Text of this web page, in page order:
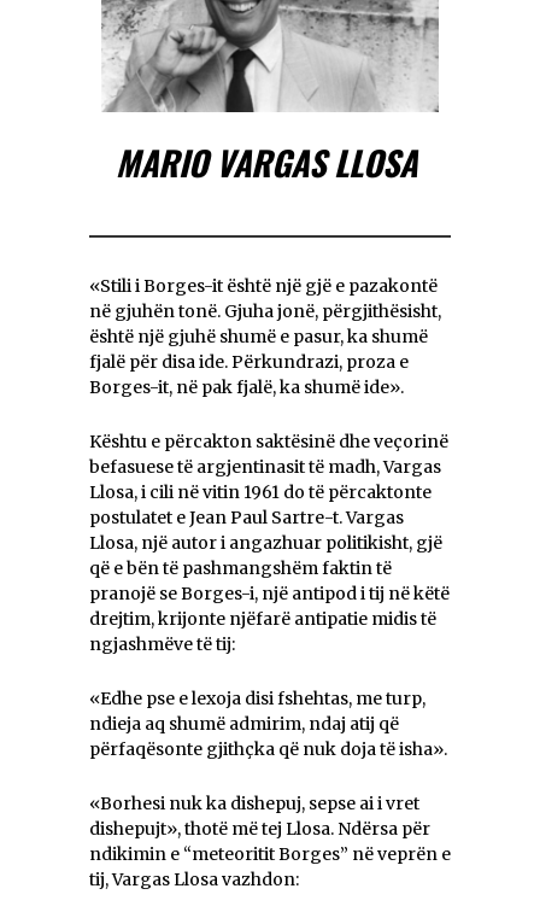
MARIO VARGAS LLOSA
«Stili i Borges-it është një gjë e pazakontë
në gjuhën tonë. Gjuha jonë, përgjithësisht,
është një gjuhë shumë e pasur, ka shumë
fjalë për disa ide. Përkundrazi, proza e
Borges-it, në pak fjalë, ka shumë ide».
Kështu e përcakton saktësinë dhe veçorinë
befasuese të argjentinasit të madh, Vargas
Llosa, i cili në vitin 1961 do të përcaktonte
postulatet e Jean Paul Sartre-t. Vargas
Llosa, një autor i angazhuar politikisht, gjë
që e bën të pashmangshëm faktin të
pranojë se Borges-i, një antipod i tij në këtë
drejtim, krijonte njëfarë antipatie midis të
ngjashmëve të tij:
«Edhe pse e lexoja disi fshehtas, me turp,
ndieja aq shumë admirim, ndaj atij që
përfaqësonte gjithçka që nuk doja të isha».
«Borhesi nuk ka dishepuj, sepse ai i vret
dishepujt», thotë më tej Llosa. Ndërsa për
ndikimin e “meteoritit Borges” në veprën e
tij, Vargas Llosa vazhdon: